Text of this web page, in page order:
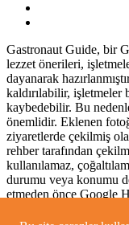
Gastronaut Guide, bir
lezzet önerileri,
dayanarak
kaldırılabilir,
kaybedebilir. Bu
önemlidir. Eklenen
ziyaretlerde çekilmiş
rehber tarafından
kullanılamaz,
durumu veya konumu
etmeden önce Google